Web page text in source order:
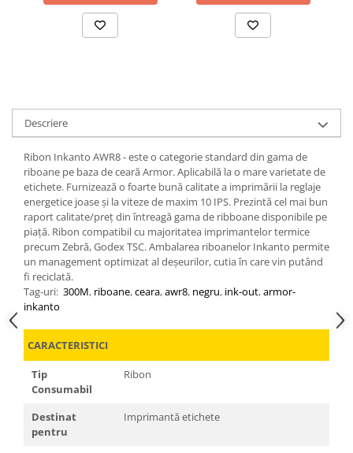
Descriere
Ribon Inkanto AWR8 - este o categorie standard din gama de
riboane pe baza de ceară Armor. Aplicabilă la o mare varietate de
etichete. Furnizează o foarte bună calitate a imprimării la reglaje
energetice joase și la viteze de maxim 10 IPS. Prezintă cel mai bun
raport calitate/preț din întreagă gama de ribboane disponibile pe
piață. Ribon compatibil cu majoritatea imprimantelor termice
precum Zebră, Godex TSC. Ambalarea riboanelor Inkanto permite
un management optimizat al deșeurilor, cutia în care vin putând
fi reciclată.
Tag-uri: 300M, riboane,ceara,awr8, negru, ink-out,armor-
inkanto
CARACTERISTICI
Tip
Consumabil
Ribon
Destinat
pentru
Imprimantă etichete